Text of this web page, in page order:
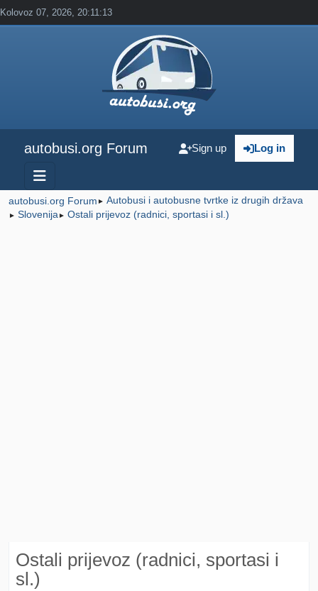
Kolovoz 07, 2026, 20:11:13
autobusi.org Forum Log in
Sign up
autobusi.org Forum ► Autobusi i autobusne tvrtke iz drugih država
► Slovenija ► Ostali prijevoz (radnici, sportasi i sl.)
Ostali prijevoz (radnici, sportasi i
sl.)